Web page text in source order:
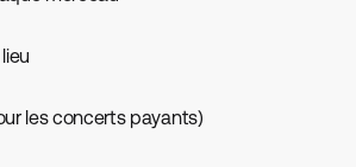
les concerts payants)